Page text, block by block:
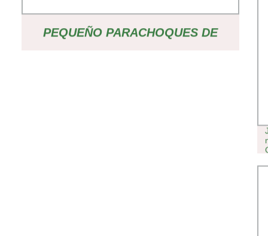
PEQUEÑO PARACHOQUES DE